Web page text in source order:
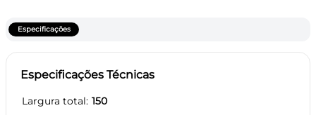
Especificações
Especificações Técnicas
Largura total 150